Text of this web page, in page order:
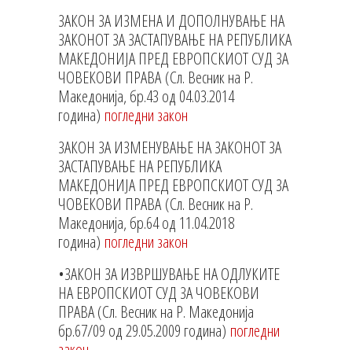
ЗАКОН ЗА ИЗМЕНА И ДОПОЛНУВАЊЕ НА
ЗАКОНОТ ЗА ЗАСТАПУВАЊЕ НА РЕПУБЛИКА
МАКЕДОНИЈА ПРЕД ЕВРОПСКИОТ СУД ЗА
ЧОВЕКОВИ ПРАВА (Сл. Весник на Р.
Македонија, бр.43 од 04.03.2014
година) погледни закон
ЗАКОН ЗА ИЗМЕНУВАЊЕ НА ЗАКОНОТ ЗА
ЗАСТАПУВАЊЕ НА РЕПУБЛИКА
МАКЕДОНИЈА ПРЕД ЕВРОПСКИОТ СУД ЗА
ЧОВЕКОВИ ПРАВА (Сл. Весник на Р.
Македонија, бр.64 од 11.04.2018
година) погледни закон
•ЗАКОН ЗА ИЗВРШУВАЊЕ НА ОДЛУКИТЕ
НА ЕВРОПСКИОТ СУД ЗА ЧОВЕКОВИ
ПРАВА (Сл. Весник на Р. Македонија
бр.67/09 од 29.05.2009 година) погледни